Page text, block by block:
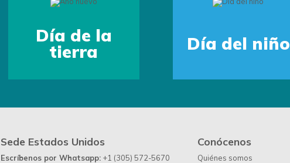
Día de la
tierra Día del niño
Sede Estados Unidos
Escríbenos por Whatsapp: +1 (305) 572-5670
Conócenos
Quiénes somos